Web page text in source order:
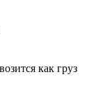
как груз